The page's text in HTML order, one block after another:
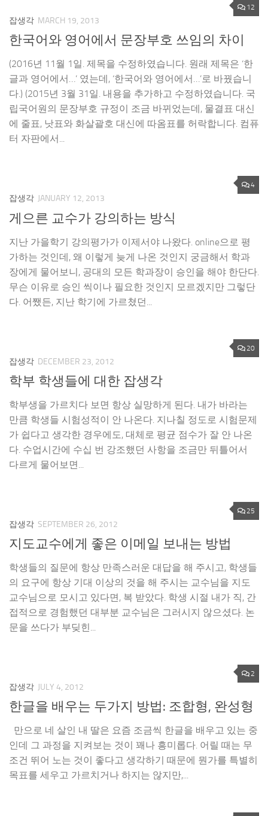
12
잡생각 MARCH 19, 2013
한국어와 영어에서 문장부호 쓰임의 차이
(2016년 11월 1일. 제목을 수정하였습니다. 원래 제목은 ‘한
글과 영어에서…’ 였는데, ‘한국어와 영어에서…’로 바꿨습니
다.) (2015년 3월 31일. 내용을 추가하고 수정하였습니다. 국
립국어원의 문장부호 규정이 조금 바뀌었는데, 물결표 대신
에 줄표, 낫표와 화살괄호 대신에 따옴표를 허락합니다. 컴퓨
터 자판에서...
4
잡생각 JANUARY 12, 2013
게으른 교수가 강의하는 방식
지난 가을학기 강의평가가 이제서야 나왔다. online으로 평
가하는 것인데, 왜 이렇게 늦게 나온 것인지 궁금해서 학과
장에게 물어보니, 공대의 모든 학과장이 승인을 해야 한단다.
무슨 이유로 승인 씩이나 필요한 것인지 모르겠지만 그렇단
다. 어쨌든, 지난 학기에 가르쳤던...
20
잡생각 DECEMBER 23, 2012
학부 학생들에 대한 잡생각
학부생을 가르치다 보면 항상 실망하게 된다. 내가 바라는
만큼 학생들 시험성적이 안 나온다. 지나칠 정도로 시험문제
가 쉽다고 생각한 경우에도, 대체로 평균 점수가 잘 안 나온
다. 수업시간에 수십 번 강조했던 사항을 조금만 뒤틀어서
다르게 물어보면...
25
잡생각 SEPTEMBER 26, 2012
지도교수에게 좋은 이메일 보내는 방법
학생들의 질문에 항상 만족스러운 대답을 해 주시고, 학생들
의 요구에 항상 기대 이상의 것을 해 주시는 교수님을 지도
교수님으로 모시고 있다면, 복 받았다. 학생 시절 내가 직, 간
접적으로 경험했던 대부분 교수님은 그러시지 않으셨다. 논
문을 쓰다가 부딪힌...
2
잡생각 JULY 4, 2012
한글을 배우는 두가지 방법: 조합형, 완성형
만으로 네 살인 내 딸은 요즘 조금씩 한글을 배우고 있는 중
인데 그 과정을 지켜보는 것이 꽤나 흥미롭다. 어릴 때는 무
조건 뛰어 노는 것이 좋다고 생각하기 때문에 뭔가를 특별히
목표를 세우고 가르치거나 하지는 않지만,...